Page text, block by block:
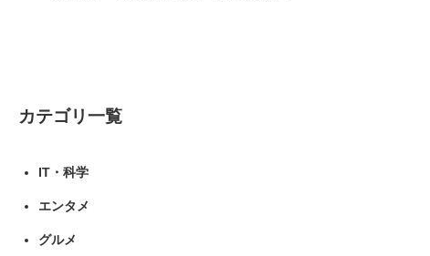
カテゴリ一覧
IT・科学
エンタメ
グルメ